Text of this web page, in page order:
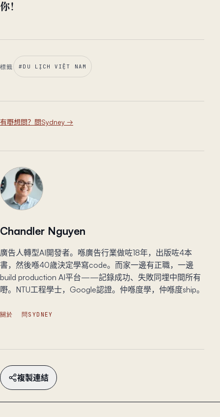
你！
標籤 #DU LỊCH VIỆT NAM
有嘢想問？問Sydney →
Chandler Nguyen
廣告人轉型AI開發者。喺廣告行業做咗18年，出版咗4本
書，然後喺40歲決定學寫code。而家一邊有正職，一邊
build production AI平台——記錄成功、失敗同埋中間所有
嘢。NTU工程學士，Google認證。仲喺度學，仲喺度ship。
關於 問SYDNEY
複製連結